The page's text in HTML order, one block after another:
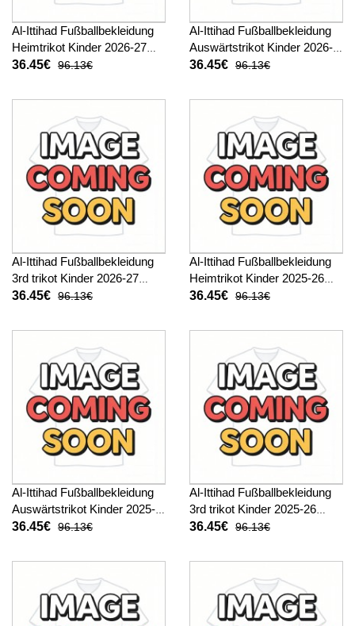
Al-Ittihad Fußballbekleidung
Heimtrikot Kinder 2026-27
Kurzarm (+ kurze hosen)
36.45€ 96.13€
Al-Ittihad Fußballbekleidung
Auswärtstrikot Kinder 2026-
27 Kurzarm (+ kurze hosen)
36.45€ 96.13€
Al-Ittihad Fußballbekleidung
3rd trikot Kinder 2026-27
Kurzarm (+ kurze hosen)
36.45€ 96.13€
Al-Ittihad Fußballbekleidung
Heimtrikot Kinder 2025-26
Kurzarm (+ kurze hosen)
36.45€ 96.13€
Al-Ittihad Fußballbekleidung
Auswärtstrikot Kinder 2025-
26 Kurzarm (+ kurze hosen)
36.45€ 96.13€
Al-Ittihad Fußballbekleidung
3rd trikot Kinder 2025-26
Kurzarm (+ kurze hosen)
36.45€ 96.13€